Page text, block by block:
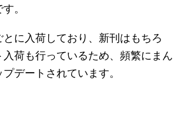
。
とに入荷しており、新刊はもちろ
入荷も行っているため、頻繁にまん
デートされています。